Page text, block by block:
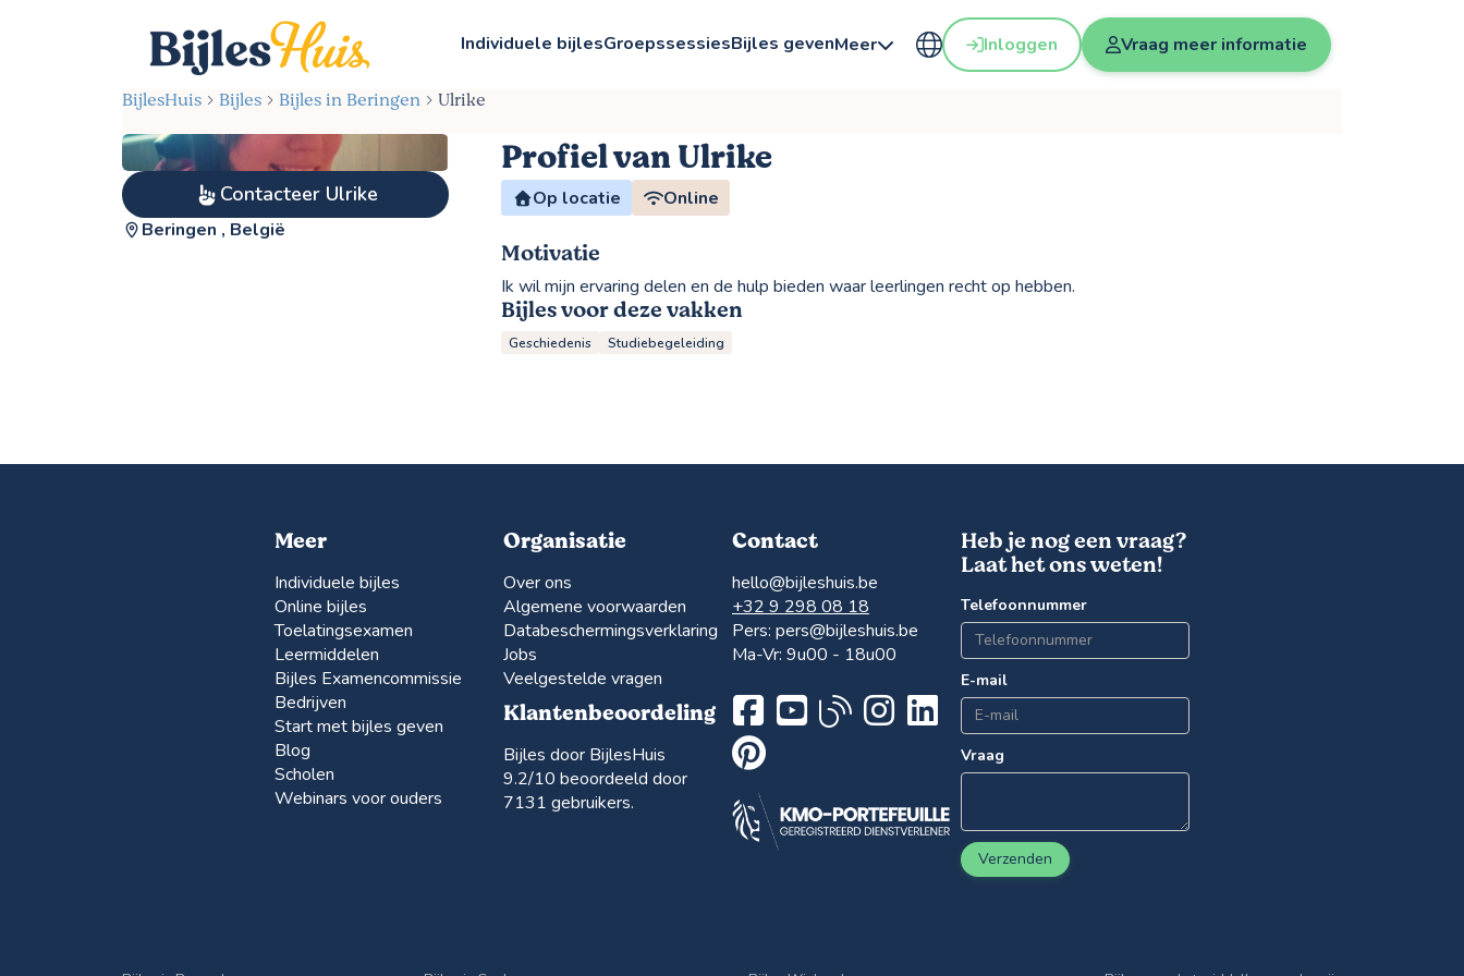
Individuele bijlesGroepssessiesBijles gevenMeer Inloggen Vraag meer informatie
BijlesHuis Bijles Bijles in Beringen Ulrike
Contacteer Ulrike
Beringen , België
Profiel van Ulrike
Op locatie Online
Motivatie
Ik wil mijn ervaring delen en de hulp bieden waar leerlingen recht op hebben.
Bijles voor deze vakken
Geschiedenis Studiebegeleiding
Meer
Individuele bijles
Online bijles
Toelatingsexamen
Leermiddelen
Bijles Examencommissie
Bedrijven
Start met bijles geven
Blog
Scholen
Webinars voor ouders
Organisatie
Over ons
Algemene voorwaarden
Databeschermingsverklaring
Jobs
Veelgestelde vragen
Klantenbeoordeling
Bijles door BijlesHuis
9.2/10 beoordeeld door
7131 gebruikers.
Contact
hello@bijleshuis.be
+32 9 298 08 18
Pers: pers@bijleshuis.be
Ma-Vr: 9u00 - 18u00
Heb je nog een vraag?
Laat het ons weten!
Telefoonnummer
E-mail
Vraag
Verzenden